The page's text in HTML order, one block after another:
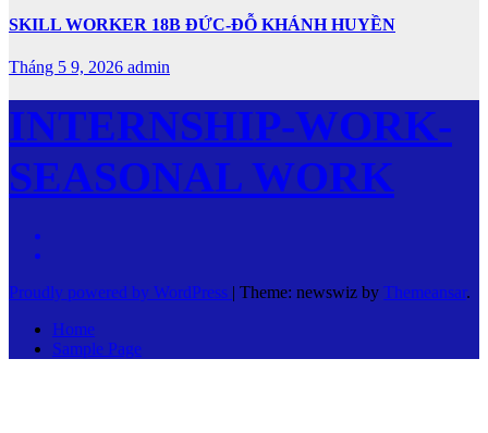
SKILL WORKER 18B ĐỨC-ĐỖ KHÁNH HUYỀN
Tháng 5 9, 2026 admin
INTERNSHIP-WORK-
SEASONAL WORK
Proudly powered by WordPress | Theme: newswiz by Themeansar.
Home
Sample Page